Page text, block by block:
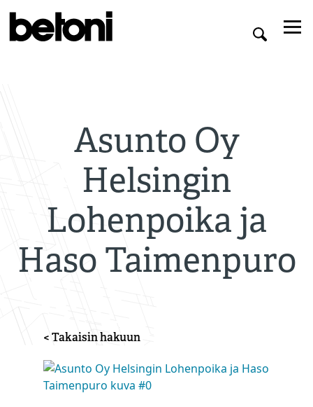
Asunto Oy
Helsingin
Lohenpoika ja
Haso Taimenpuro
< Takaisin hakuun